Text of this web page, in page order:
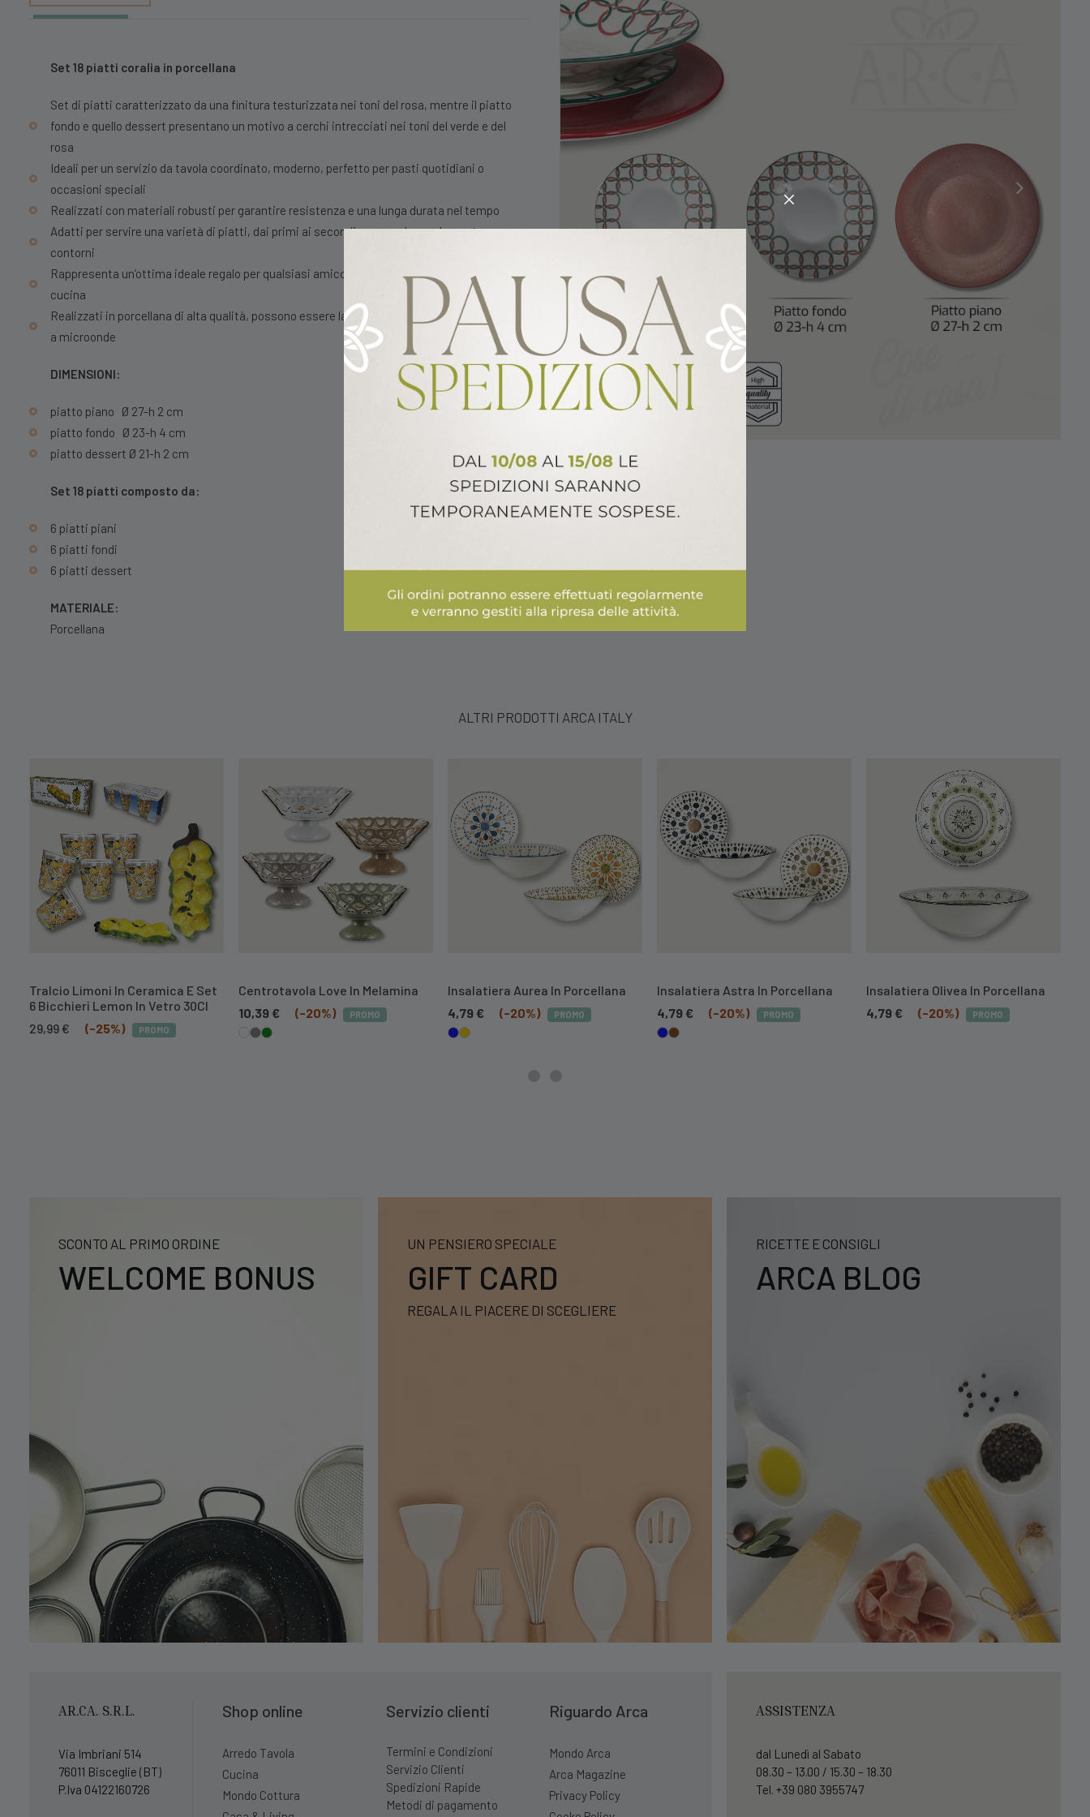
Set 18 piatti coralia in porcellana
Set di piatti caratterizzato da una finitura testurizzata nei toni del rosa, mentre il piatto
fondo e quello dessert presentano un motivo a cerchi intrecciati nei toni del verde e del
rosa
Ideali per un servizio da tavola coordinato, moderno, perfetto per pasti quotidiani o
occasioni speciali
Realizzati con materiali robusti per garantire resistenza e una lunga durata nel tempo
Adatti per servire una varietà di piatti, dai primi ai secondi, passando per dessert o
contorni
Rappresenta un’ottima ideale regalo per qualsiasi amico o familiare che ama la casa e la
cucina
Realizzati in porcellana di alta qualità, possono essere lavati in lavastoviglie e usati in forni
a microonde
DIMENSIONI:
piatto piano Ø 27-h 2 cm
piatto fondo Ø 23-h 4 cm
piatto dessert Ø 21-h 2 cm
Set 18 piatti composto da:
6 piatti piani
6 piatti fondi
6 piatti dessert
MATERIALE:
Porcellana
ALTRI PRODOTTI ARCA ITALY
Tralcio Limoni In Ceramica E Set
6 Bicchieri Lemon In Vetro 30Cl
Il
29,99€ (-25%) PROMO
Centrotavola Love In Melamina
10,39 € (-20%) PROMO
Insalatiera Aurea In Porcellana
4,79 € (-20%) PROMO
Insalatiera Astra In Porcellana
4,79 € (-20%) PROMO
Insalatiera Olivea In Porcellana
4,79 € (-20%) PROMO
SCONTO AL PRIMO ORDINE
WELCOME BONUS
UN PENSIERO SPECIALE
GIFT CARD
REGALA IL PIACERE DI SCEGLIERE
RICETTE E CONSIGLI
ARCA BLOG
AR.CA. S.R.L.
Via Imbriani 514
76011 Bisceglie (BT)
P.Iva 04122160726
Shop online
Arredo Tavola
Cucina
Mondo Cottura
Servizio clienti
Termini e Condizioni
Servizio Clienti
Spedizioni Rapide
Metodi di pagamento
Riguardo Arca
Mondo Arca
Arca Magazine
Privacy Policy
ASSISTENZA
dal Lunedì al Sabato
08.30 – 13.00 / 15.30 – 18.30
Tel. +39 080 3955747